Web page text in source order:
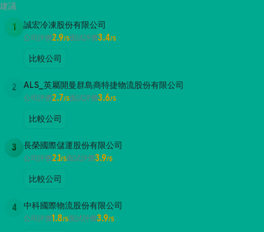
建議
1 誠宏冷凍股份有限公司
公司評價2.9/5面試評價3.4/5
比較公司
2 ALS_英屬開曼群島商特捷物流股份有限公司
公司評價2.7/5面試評價3.6/5
比較公司
3 長榮國際儲運股份有限公司
公司評價2.1/5面試評價3.9/5
比較公司
4 中科國際物流股份有限公司
公司評價1.8/5面試評價3.9/5